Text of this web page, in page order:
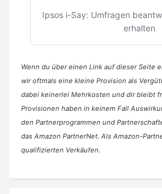
Ipsos i-Say: Umfragen
erhalten
Wenn du über einen Link auf dieser Seite
wir oftmals eine kleine Provision als
dabei keinerlei Mehrkosten und dir bleibt
Provisionen haben in keinem Fall
den Partnerprogrammen und
das Amazon PartnerNet. Als Amazon-
qualifizierten Verkäufen.